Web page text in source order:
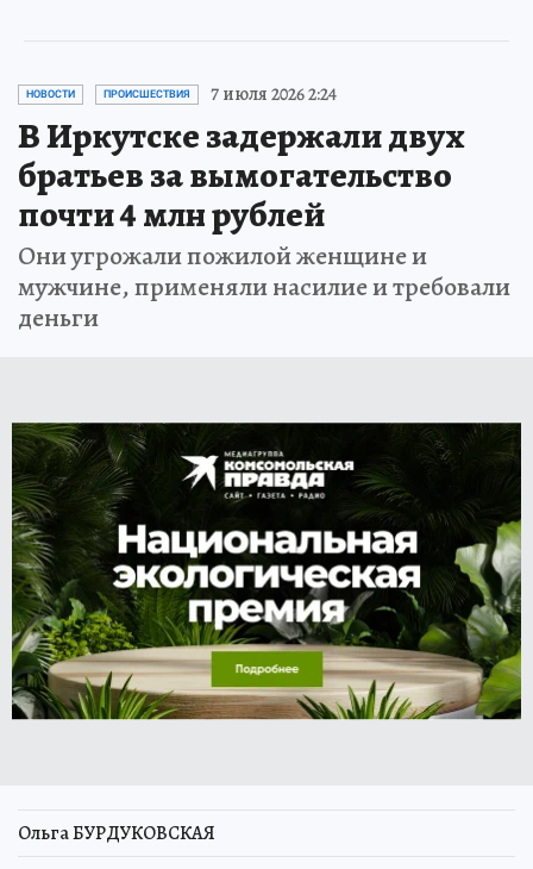
НОВОСТИ ПРОИСШЕСТВИЯ 7 июля 2026 2:24
В Иркутске задержали двух
братьев за вымогательство
почти 4 млн рублей
Они угрожали пожилой женщине и
мужчине, применяли насилие и требовали
деньги
Ольга БУРДУКОВСКАЯ